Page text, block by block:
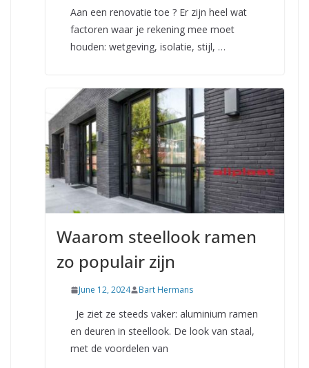
Aan een renovatie toe ? Er zijn heel wat
factoren waar je rekening mee moet
houden: wetgeving, isolatie, stijl, …
Waarom steellook ramen
zo populair zijn
June 12, 2024 Bart Hermans
Je ziet ze steeds vaker: aluminium ramen
en deuren in steellook. De look van staal,
met de voordelen van